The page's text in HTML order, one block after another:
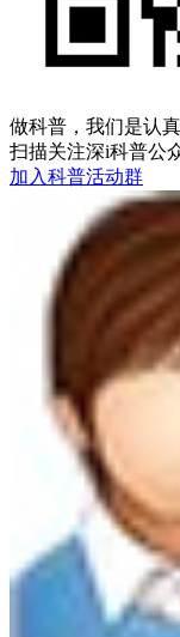
做科普，我们是认真
扫描关注深i科普公
加入科普活动群